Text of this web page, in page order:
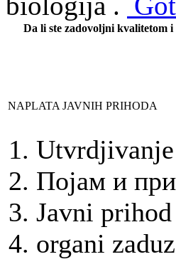
Da li ste zadovoljni kvalitetom i
NAPLATA JAVNIH PRIHODA
Пoјам и
Javni prihod
organi